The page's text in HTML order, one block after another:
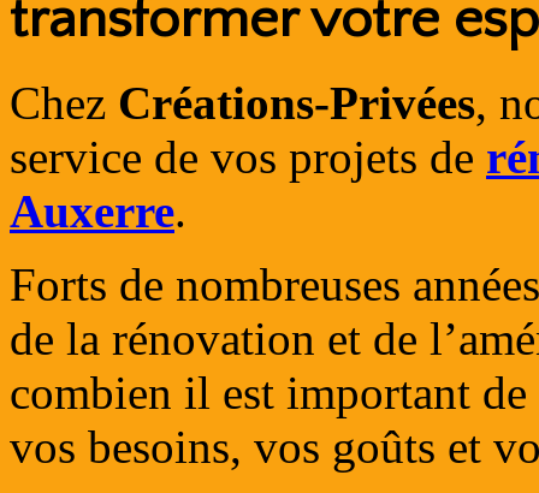
transformer votre
Chez Créations-Privées,
service de vos projets de
Auxerre.
Forts de nombreuses
de la rénovation et de
combien il est important de
vos besoins, vos goûts et